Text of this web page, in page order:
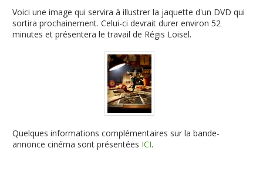
Voici une image qui servira à illustrer la jaquette d'un DVD qui
sortira prochainement. Celui-ci devrait durer environ 52
minutes et présentera le travail de Régis Loisel.
Quelques informations complémentaires sur la bande-
annonce cinéma sont présentées ICI.